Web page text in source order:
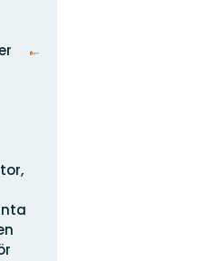
Organisationens